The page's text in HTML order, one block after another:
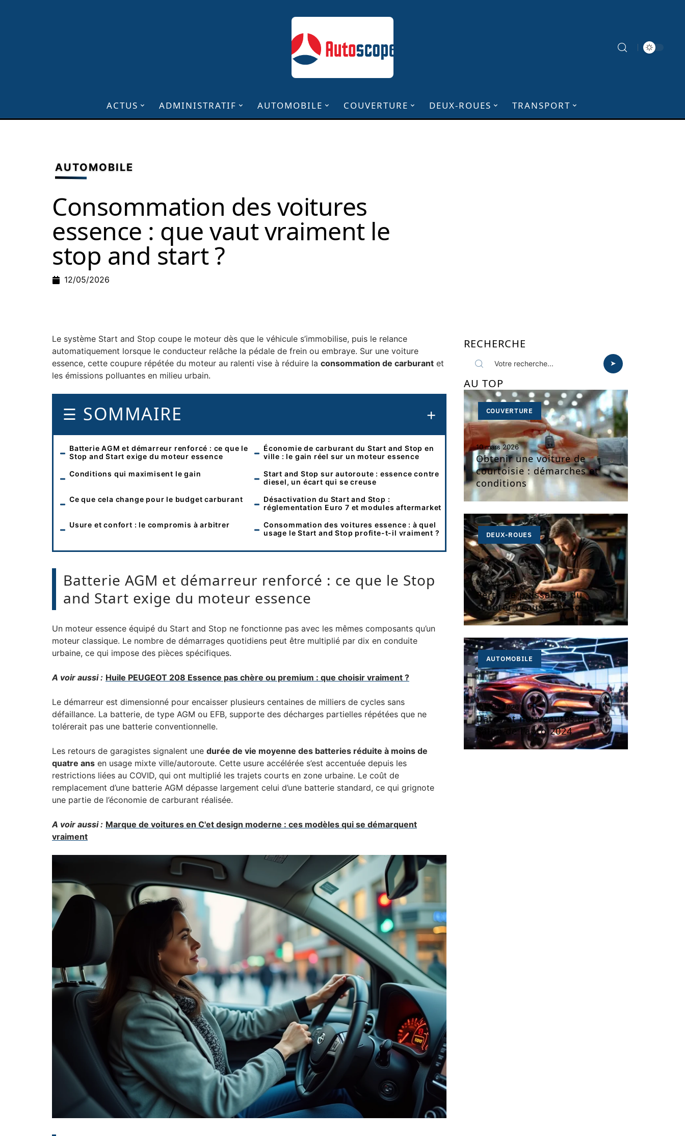
ACTUS ADMINISTRATIF AUTOMOBILE COUVERTURE DEUX-ROUES TRANSPORT
AUTOMOBILE
Consommation des voitures
essence : que vaut vraiment le
stop and start ?
12/05/2026
Le système Start and Stop coupe le moteur dès que le véhicule s’immobilise, puis le relance
automatiquement lorsque le conducteur relâche la pédale de frein ou embraye. Sur une voiture
essence, cette coupure répétée du moteur au ralenti vise à réduire la consommation de carburant et
les émissions polluantes en milieu urbain.
SOMMAIRE
Batterie AGM et démarreur renforcé : ce que le
Stop and Start exige du moteur essence
Économie de carburant du Start and Stop en
ville : le gain réel sur un moteur essence
Conditions qui maximisent le gain
Start and Stop sur autoroute : essence contre
diesel, un écart qui se creuse
Ce que cela change pour le budget carburant
Désactivation du Start and Stop :
réglementation Euro 7 et modules aftermarket
Usure et confort : le compromis à arbitrer
Consommation des voitures essence : à quel
usage le Start and Stop profite-t-il vraiment ?
Batterie AGM et démarreur renforcé : ce que le Stop
and Start exige du moteur essence
Un moteur essence équipé du Start and Stop ne fonctionne pas avec les mêmes composants qu’un
moteur classique. Le nombre de démarrages quotidiens peut être multiplié par dix en conduite
urbaine, ce qui impose des pièces spécifiques.
A voir aussi : Huile PEUGEOT 208 Essence pas chère ou premium : que choisir vraiment ?
Le démarreur est dimensionné pour encaisser plusieurs centaines de milliers de cycles sans
défaillance. La batterie, de type AGM ou EFB, supporte des décharges partielles répétées que ne
tolérerait pas une batterie conventionnelle.
Les retours de garagistes signalent une durée de vie moyenne des batteries réduite à moins de
quatre ans en usage mixte ville/autoroute. Cette usure accélérée s’est accentuée depuis les
restrictions liées au COVID, qui ont multiplié les trajets courts en zone urbaine. Le coût de
remplacement d’une batterie AGM dépasse largement celui d’une batterie standard, ce qui grignote
une partie de l’économie de carburant réalisée.
A voir aussi : Marque de voitures en C'et design moderne : ces modèles qui se démarquent
vraiment
RECHERCHE
AU TOP
COUVERTURE
10 mars 2026
Obtenir une voiture de
courtoisie : démarches et
conditions
DEUX-ROUES
10 mars 2026
Perte de puissance du
scooter : causes et solutions
AUTOMOBILE
10 mars 2026
Dates et nouveautés du
Salon de l’auto 2024